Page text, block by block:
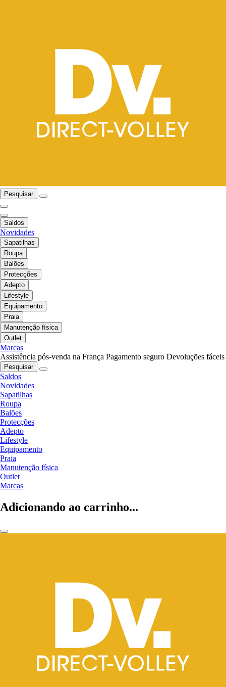
Pesquisar
Saldos
Novidades
Sapatilhas
Roupa
Balões
Protecções
Adepto
Lifestyle
Equipamento
Praia
Manutenção física
Outlet
Marcas
Assistência pós-venda na França Pagamento seguro Devoluções fáceis
Pesquisar
Saldos
Novidades
Sapatilhas
Roupa
Balões
Protecções
Adepto
Lifestyle
Equipamento
Praia
Manutenção física
Outlet
Marcas
Adicionando ao carrinho...